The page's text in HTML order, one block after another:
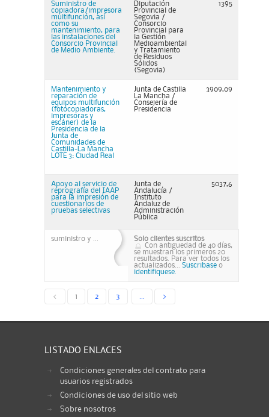
Suministro de
copiadora/impresora
multifunción, así
como su
mantenimiento, para
las instalaciones del
Consorcio Provincial
de Medio Ambiente.
Diputación
Provincial de
Segovia /
Consorcio
Provincial para
la Gestión
Medioambiental
y Tratamiento
de Residuos
Sólidos
(Segovia)
1395
Mantenimiento y
reparación de
equipos multifunción
(fotocopiadoras,
impresoras y
escáner) de la
Presidencia de la
Junta de
Comunidades de
Castilla-La Mancha
LOTE 3: Ciudad Real
Junta de Castilla
La Mancha /
Consejería de
Presidencia
3909,09
Apoyo al servicio de
reprografía del IAAP
para la impresión de
cuestionarios de
pruebas selectivas
Junta de
Andalucía /
Instituto
Andaluz de
Administración
Pública
5037,6
suministro y ...
Solo clientes suscritos
Con antiguedad de 40 días,
se muestran los primeros 20
resultados. Para ver todos los
actualizados... Suscribase o
identifiquese.
< 1 2 3 >
LISTADO ENLACES
Condiciones generales del contrato para
usuarios registrados
Condiciones de uso del sitio web
Sobre nosotros